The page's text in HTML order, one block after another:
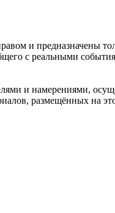
и предназначены
с реальными
и намерениями,
размещённых на